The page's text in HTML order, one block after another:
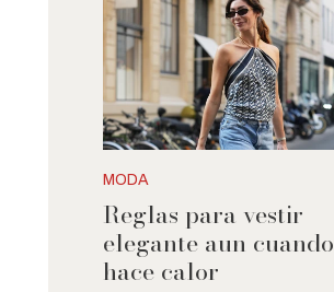
MODA
Reglas para vestir
elegante aun cuando
hace calor